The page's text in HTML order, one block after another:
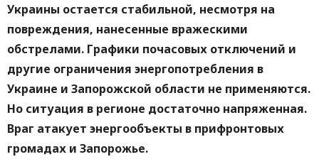
Украины остается стабильной, несмотря на
повреждения, нанесенные вражескими
обстрелами. Графики почасовых отключений и
другие ограничения энергопотребления в
Украине и Запорожской области не применяются.
Но ситуация в регионе достаточно напряженная.
Враг атакует энергообъекты в прифронтовых
громадах и Запорожье.